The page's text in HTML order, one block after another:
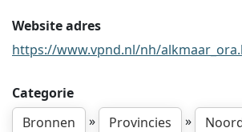
Website adres
https://www.vpnd.nl/nh/
Categorie
Bronnen
» Provincies »